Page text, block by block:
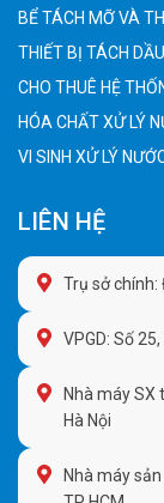
BỂ TÁCH MỠ VÀ
THIẾT BỊ TÁCH
CHO THUÊ HỆ
HÓA CHẤT XỬ LÝ
VI SINH XỬ LÝ
LIÊN HỆ
Trụ sở chính:
VPGD: Số
Nhà máy SX
Hà Nội
Nhà máy